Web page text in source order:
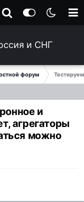
форум
и
агрегаторы
можно